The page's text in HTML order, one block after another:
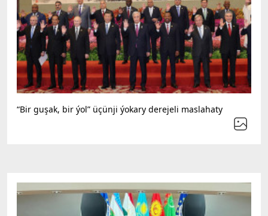
“Bir guşak, bir ýol” üçünji ýokary derejeli maslahaty